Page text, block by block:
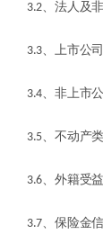
3.2、法人及
3.3、上市公
3.4、非上市
3.5、不动产
3.6、外籍受
3.7、保险金